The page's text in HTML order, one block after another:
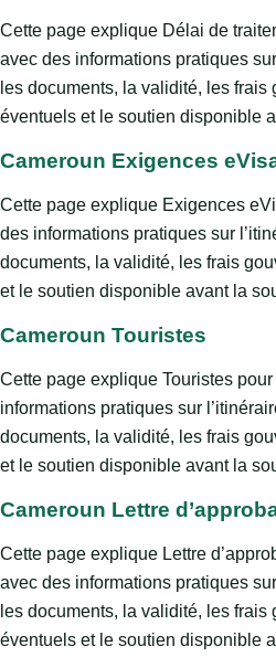
Cette page explique Délai de
avec des informations pratiques
les documents, la validité, les frais
éventuels et le soutien disponible
Cameroun Exigences
Cette page explique Exigences
des informations pratiques sur
documents, la validité, les frais
et le soutien disponible avant la
Cameroun Touristes
Cette page explique Touristes
informations pratiques sur
documents, la validité, les frais
et le soutien disponible avant la
Cameroun Lettre
Cette page explique Lettre
avec des informations pratiques
les documents, la validité, les frais
éventuels et le soutien disponible